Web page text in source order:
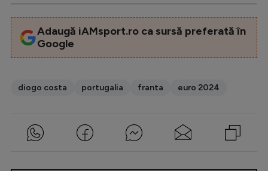
Adaugă iAMsport.ro ca sursă preferată în
Google
diogo costa portugalia franta euro 2024